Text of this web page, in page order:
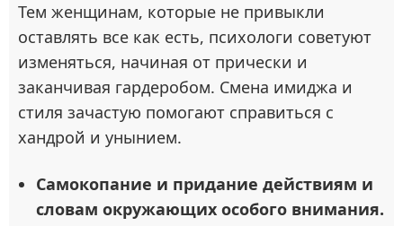
Тем женщинам, которые не привыкли
оставлять все как есть, психологи советуют
изменяться, начиная от прически и
заканчивая гардеробом. Смена имиджа и
стиля зачастую помогают справиться с
хандрой и унынием.
Самокопание и придание действиям и
словам окружающих особого внимания.